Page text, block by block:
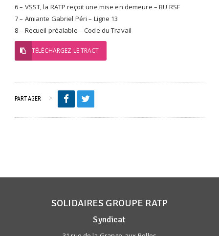
6 – VSST, la RATP reçoit une mise en demeure – BU RSF
7 – Amiante Gabriel Péri – Ligne 13
8 – Recueil préalable – Code du Travail
TÉLÉCHARGEZ LE TRACT
PARTAGER
SOLIDAIRES GROUPE RATP
Syndicat